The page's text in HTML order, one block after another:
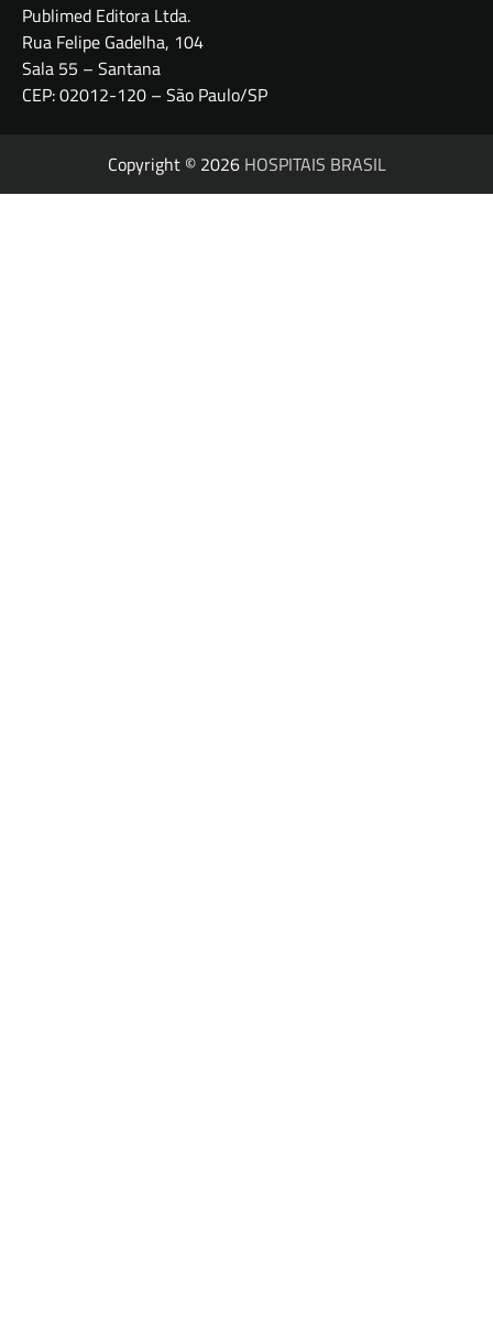
Publimed Editora Ltda.
Rua Felipe Gadelha, 104
Sala 55 – Santana
CEP: 02012-120 – São Paulo/SP
Copyright © 2026 HOSPITAIS BRASIL